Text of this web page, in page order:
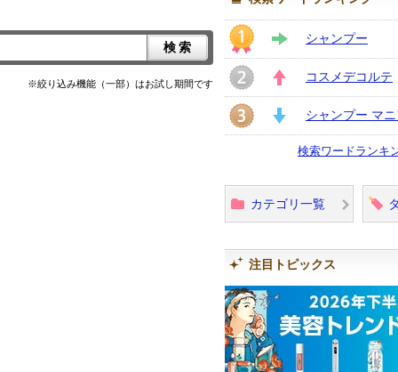
※絞り込み機能（一部）はお試し期間です
1 STAY
シャンプー
2 UP
コスメデコルテ
3 DOWN
シャンプー マ
検索ワードランキ
カテゴリ一覧
注目トピックス